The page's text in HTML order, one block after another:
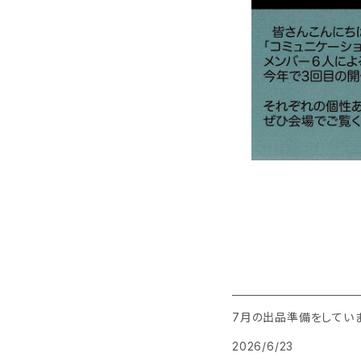
7月の出品準備をしてい
2026/6/23